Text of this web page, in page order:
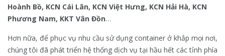
Hoành Bồ, KCN Cái Lân, KCN Việt Hưng, KCN Hải Hà, KCN
Phương Nam, KKT Vân Đồn…
Hơn nữa, để phục vụ nhu cầu sử dụng container ở khắp mọi nơi,
chúng tôi đã phát triển hệ thống dịch vụ tại hầu hết các tỉnh phía